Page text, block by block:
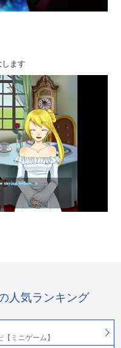
します
人気ランキング
ミニゲーム】